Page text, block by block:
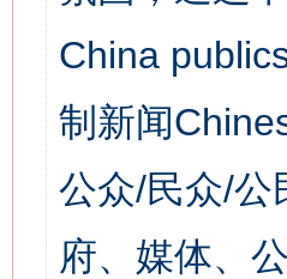
China
制新闻
公众/民众/公
府、媒体、
网上购药对药下症？